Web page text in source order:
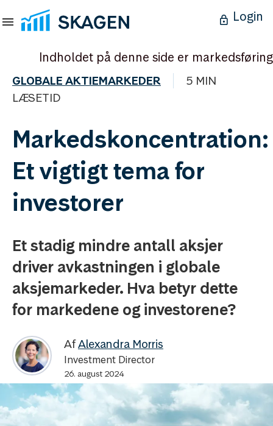
Login
Indholdet på denne side er markedsføring
GLOBALE AKTIEMARKEDER
5 MIN
LÆSETID
Markedskoncentration:
Et vigtigt tema for
investorer
Et stadig mindre antall aksjer
driver avkastningen i globale
aksjemarkeder. Hva betyr dette
for markedene og investorene?
AfAlexandra Morris
Investment Director
26. august 2024